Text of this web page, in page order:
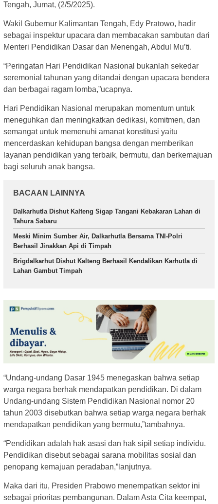
Tengah, Jumat, (2/5/2025).
Wakil Gubernur Kalimantan Tengah, Edy Pratowo, hadir
sebagai inspektur upacara dan membacakan sambutan dari
Menteri Pendidikan Dasar dan Menengah, Abdul Mu’ti.
“Peringatan Hari Pendidikan Nasional bukanlah sekedar
seremonial tahunan yang ditandai dengan upacara bendera
dan berbagai ragam lomba,”ucapnya.
Hari Pendidikan Nasional merupakan momentum untuk
meneguhkan dan meningkatkan dedikasi, komitmen, dan
semangat untuk memenuhi amanat konstitusi yaitu
mencerdaskan kehidupan bangsa dengan memberikan
layanan pendidikan yang terbaik, bermutu, dan berkemajuan
bagi seluruh anak bangsa.
BACAAN LAINNYA
Dalkarhutla Dishut Kalteng Sigap Tangani Kebakaran Lahan di
Tahura Sabaru
Meski Minim Sumber Air, Dalkarhutla Bersama TNI-Polri
Berhasil Jinakkan Api di Timpah
Brigdalkarhut Dishut Kalteng Berhasil Kendalikan Karhutla di
Lahan Gambut Timpah
“Undang-undang Dasar 1945 menegaskan bahwa setiap
warga negara berhak mendapatkan pendidikan. Di dalam
Undang-undang Sistem Pendidikan Nasional nomor 20
tahun 2003 disebutkan bahwa setiap warga negara berhak
mendapatkan pendidikan yang bermutu,”tambahnya.
“Pendidikan adalah hak asasi dan hak sipil setiap individu.
Pendidikan disebut sebagai sarana mobilitas sosial dan
penopang kemajuan peradaban,”lanjutnya.
Maka dari itu, Presiden Prabowo menempatkan sektor ini
sebagai prioritas pembangunan. Dalam Asta Cita keempat,